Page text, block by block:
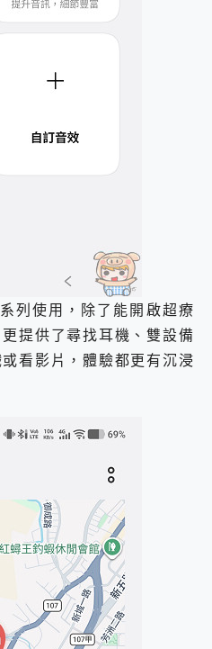
列使用，除了能開啟超療
提供了尋找耳機、雙設備
看影片，體驗都更有沉浸